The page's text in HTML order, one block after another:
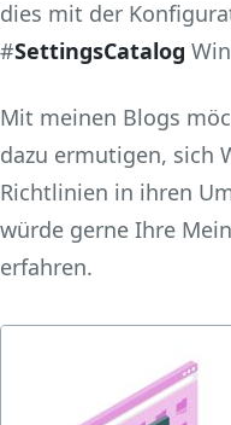
dies mit der
#SettingsCatalog
Mit meinen Blogs
dazu ermutigen, sich
Richtlinien in ihren
würde gerne Ihre
erfahren.